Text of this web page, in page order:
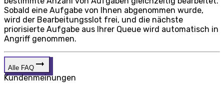
Sobald eine Aufgabe von Ihnen abgenommen wurde,
wird der Bearbeitungsslot frei, und die nächste
priorisierte Aufgabe aus Ihrer Queue wird automatisch in
Angriff genommen.
Alle FAQ
Kundenmeinungen